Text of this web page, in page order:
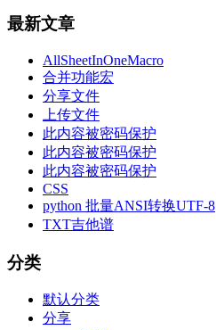
最新文章
AllSheetInOneMacro
合并功能宏
分享文件
上传文件
此内容被密码保护
此内容被密码保护
此内容被密码保护
CSS
python 批量ANSI转换UTF-8
TXT吉他谱
分类
默认分类
分享